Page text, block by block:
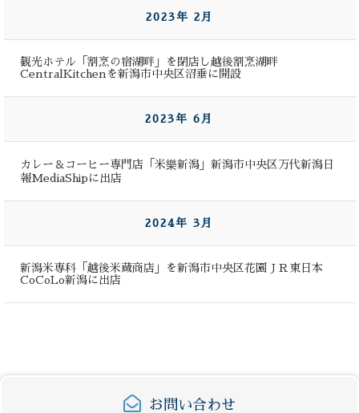
2023年 2月
観光ホテル「割烹の宿湖畔」を閉店し越後割烹湖畔
CentralKitchenを新潟市中央区沼垂に開設
2023年 6月
カレー＆コーヒー専門店「米樂新潟」新潟市中央区万代新潟日
報MediaShipに出店
2024年 3月
新潟米専科「越後米蔵商店」を新潟市中央区花園ＪＲ東日本
CoCoLo新潟に出店
お問い合わせ